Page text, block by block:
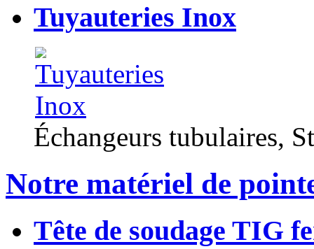
Tuyauteries Inox
Échangeurs tubulaires,
Notre matériel de
Tête de soudage TIG